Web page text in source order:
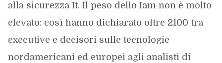
alla sicurezza It. Il peso dello Iam non è molto
elevato: così hanno dichiarato oltre 2100 tra
executive e decisori sulle tecnologie
nordamericani ed europei agli analisti di